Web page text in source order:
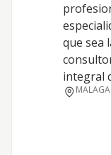
que sea
integral
MALAGA